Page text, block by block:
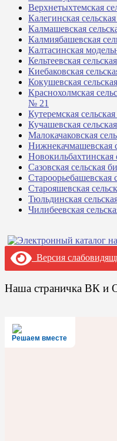
Верхнетыхтемская
Калегинская
Калмашевская
Калмиябашевская
Калтасинская
Кельтеевская
Киебаковская
Кокушевская
Краснохолмская
№ 21
Кутеремская
Кучашевская
Малокачаковская
Нижнекачмашевская
Сазовская сельская
Староорьебашевская
Старояшевская
Тюльдинская
Чилибеевская
Версия
Наша страничка ВК и
Решаем вместе